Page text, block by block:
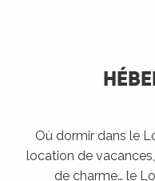
Où dormir dans le
location de
de charme… le